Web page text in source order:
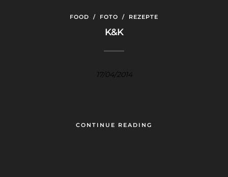
FOOD / FOTO / REZEPTE
K&K
17/04/2014
CONTINUE READING